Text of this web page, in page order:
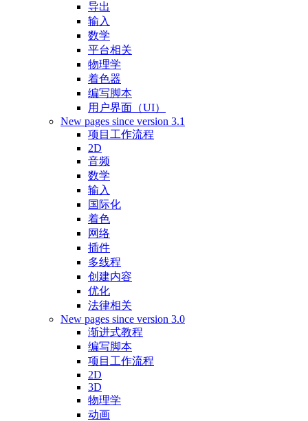
导出
输入
数学
平台相关
物理学
着色器
编写脚本
用户界面（UI）
New pages since version 3.1
项目工作流程
2D
音频
数学
输入
国际化
着色
网络
插件
多线程
创建内容
优化
法律相关
New pages since version 3.0
渐进式教程
编写脚本
项目工作流程
2D
3D
物理学
动画